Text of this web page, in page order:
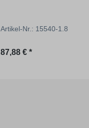
Artikel-Nr.: 15540-1.8
Regulärer Preis:
87,88 € *